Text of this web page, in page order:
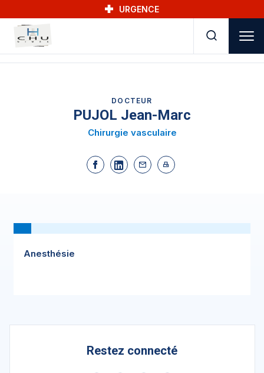
URGENCE
DOCTEUR
PUJOL Jean-Marc
Chirurgie vasculaire
Anesthésie
Restez connecté